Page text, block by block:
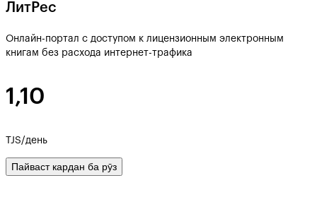
ЛитРес
Онлайн-портал с доступом к лицензионным электронным
книгам без расхода интернет-трафика
1,10
TJS/день
Пайваст кардан ба рӯз